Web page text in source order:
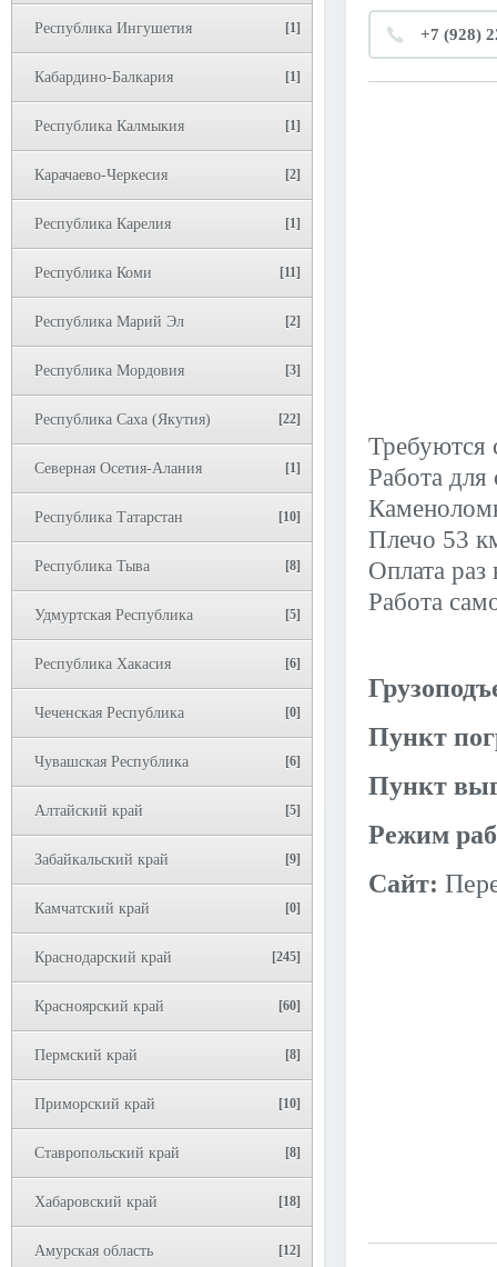
Республика Ингушетия [1]
Кабардино-Балкария [1]
Республика Калмыкия [1]
Карачаево-Черкесия [2]
Республика Карелия [1]
Республика Коми [11]
Республика Марий Эл [2]
Республика Мордовия [3]
Республика Саха (Якутия) [22]
Северная Осетия-Алания [1]
Республика Татарстан [10]
Республика Тыва [8]
Удмуртская Республика [5]
Республика Хакасия [6]
Чеченская Республика [0]
Чувашская Республика [6]
Алтайский край [5]
Забайкальский край [9]
Камчатский край [0]
Краснодарский край [245]
Красноярский край [60]
Пермский край [8]
Приморский край [10]
Ставропольский край [8]
Хабаровский край [18]
Амурская область [12]
+7 (928)
Требуются
Работа
Плечо 53
Оплата
Работа
Пункт
Пункт
Режим
Сайт: